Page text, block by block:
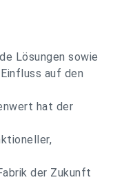
Lösungen sowie
auf den
hat der
der Zukunft